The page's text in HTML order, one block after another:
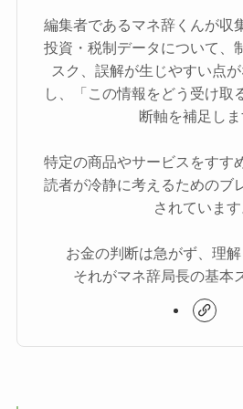
編集者であるマネ辞くんが収
投資・税制データについて、
スク、誤解が生じやすい点
し、「この情報をどう受け取
断軸を補足しま
特定の商品やサービスをすす
読者が冷静に考えるためのブ
されています
お金の判断は急がず、理解
それがマネ辞局長の基本